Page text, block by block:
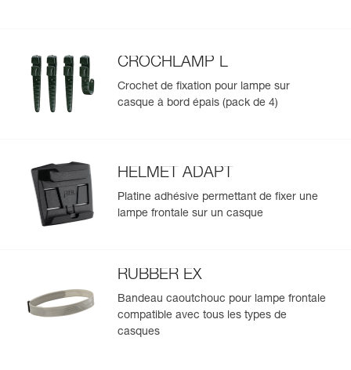
explosible.
CROCHLAMP L
Crochet de fixation pour lampe sur
casque à bord épais (pack de 4)
HELMET ADAPT
Platine adhésive permettant de fixer une
lampe frontale sur un casque
RUBBER EX
Bandeau caoutchouc pour lampe frontale
compatible avec tous les types de
casques